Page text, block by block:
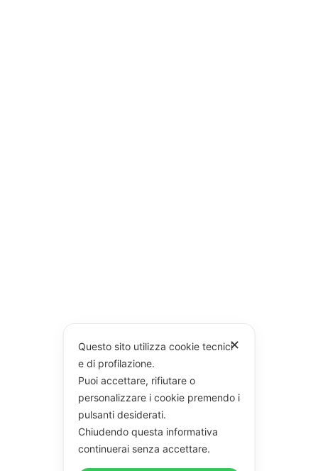
✕
Questo sito utilizza cookie tecnici
e di profilazione.
Puoi accettare, rifiutare o
personalizzare i cookie premendo i
pulsanti desiderati.
Chiudendo questa informativa
continuerai senza accettare.